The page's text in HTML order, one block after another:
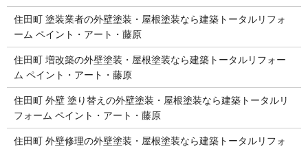
住田町 塗装業者の外壁塗装・屋根塗装なら建築トータルリフォ
ーム ペイント・アート・藤原
住田町 増改築の外壁塗装・屋根塗装なら建築トータルリフォー
ム ペイント・アート・藤原
住田町 外壁 塗り替えの外壁塗装・屋根塗装なら建築トータルリ
フォーム ペイント・アート・藤原
住田町 外壁修理の外壁塗装・屋根塗装なら建築トータルリフォ